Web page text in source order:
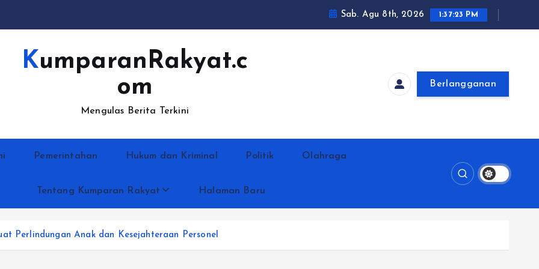
Sab. Agu 8th, 2026 1:37:24 PM
KumparanRakyat.c
om
Mengulas Berita Terkini
Berlangganan
Pemerintahan Hukum dan Kriminal Politik Olahraga
Tentang Kumparan Rakyat Halaman Baru
Perlindungan Anak dan Kesejahteraan Personel